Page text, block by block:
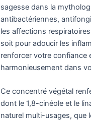
sagesse dans la
antibactériennes,
les affections
soit pour adoucir les
renforcer votre confiance
harmonieusement dans
Ce concentré végétal
dont le 1,8-cinéole et le
naturel multi-usages, que